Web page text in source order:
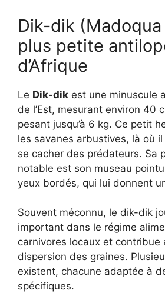
Dik-dik
plus petite
d’Afrique
Le Dik-dik est une minuscule
de l’Est, mesurant environ 40
pesant jusqu’à 6 kg. Ce petit
les savanes arbustives, là où
se cacher des prédateurs. Sa
notable est son museau
yeux bordés, qui lui donnent
Souvent méconnu, le dik-dik
important dans le régime
carnivores locaux et contribue
dispersion des graines.
existent, chacune adaptée à
spécifiques.